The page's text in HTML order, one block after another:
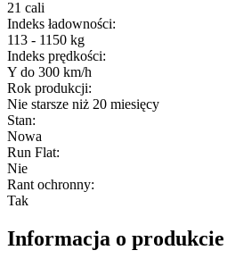
21 cali
Indeks ładowności:
113 - 1150 kg
Indeks prędkości:
Y do 300 km/h
Rok produkcji:
Nie starsze niż 20 miesięcy
Stan:
Nowa
Run Flat:
Nie
Rant ochronny:
Tak
Informacja o produkcie